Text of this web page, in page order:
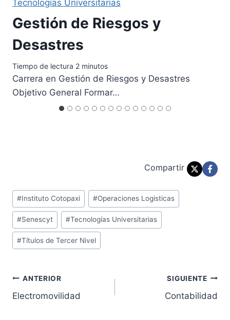
Tecnologías Universitarias
Gestión de Riesgos y
Desastres
Tiempo de lectura 2 minutos
Carrera en Gestión de Riesgos y Desastres
Objetivo General Formar…
Compartir
Etiquetas
de
la
entrada:
#Instituto Cotopaxi #Operaciones Logisticas
#Senescyt #Tecnologías Universitarias
#Títulos de Tercer Nivel
Navegación
de
ANTERIOR
Electromovilidad
SIGUIENTE
Contabilidad